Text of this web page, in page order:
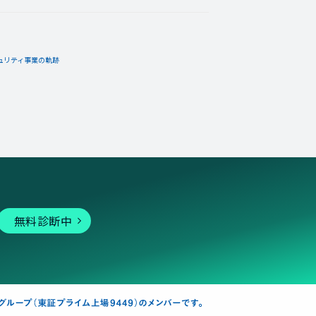
リティ事業の軌跡
無料診断中